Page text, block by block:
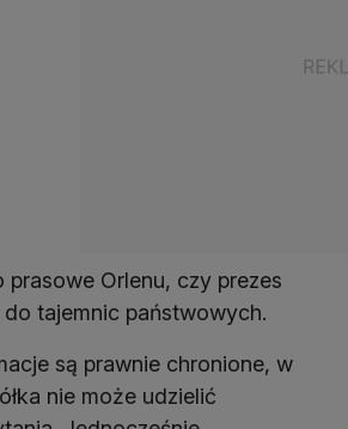
prasowe Orlenu, czy prezes
do tajemnic państwowych.
są prawnie chronione, w
nie może udzielić